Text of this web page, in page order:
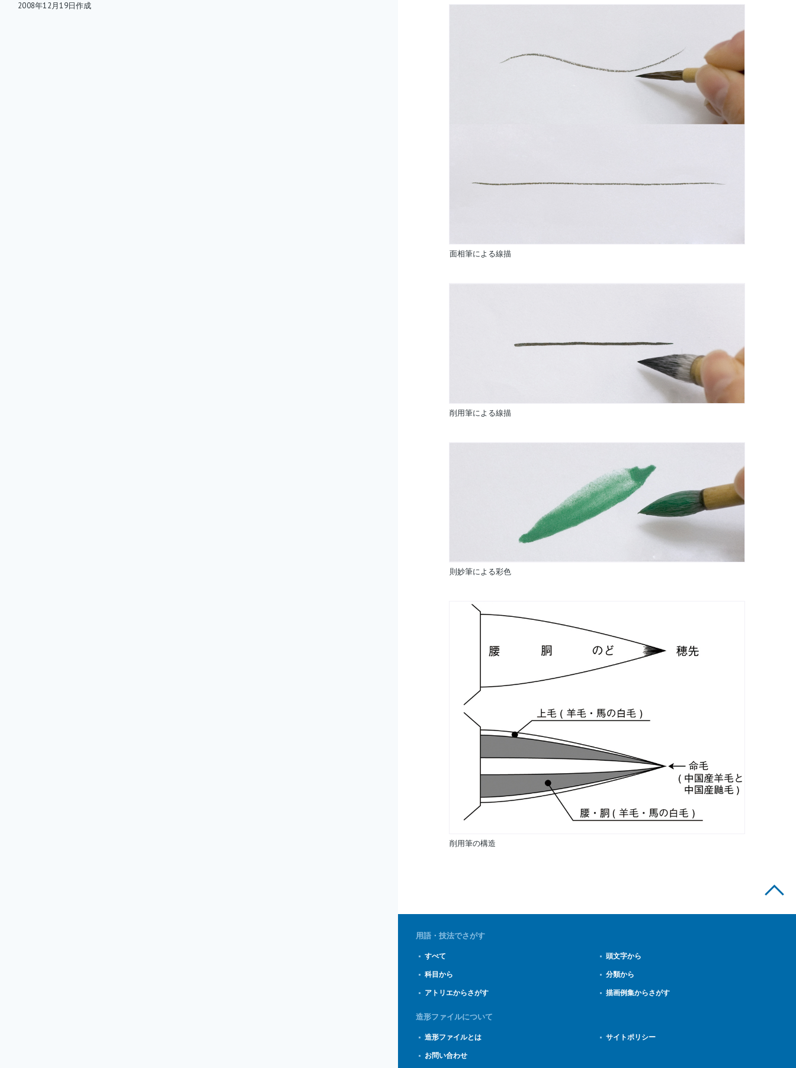
2008年12月19日作成
面相筆による線描
削用筆による線描
則妙筆による彩色
削用筆の構造
用語・技法でさがす
すべて 頭文字から
科目から 分類から
アトリエからさがす 描画例集からさがす
造形ファイルについて
造形ファイルとは サイトポリシー
お問い合わせ